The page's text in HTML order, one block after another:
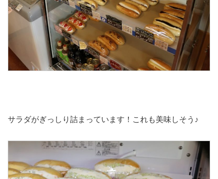
サラダがぎっしり詰まっています！これも美味しそう♪